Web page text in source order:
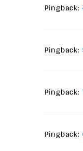
Pingback:
Pingback:
Pingback:
Pingback: